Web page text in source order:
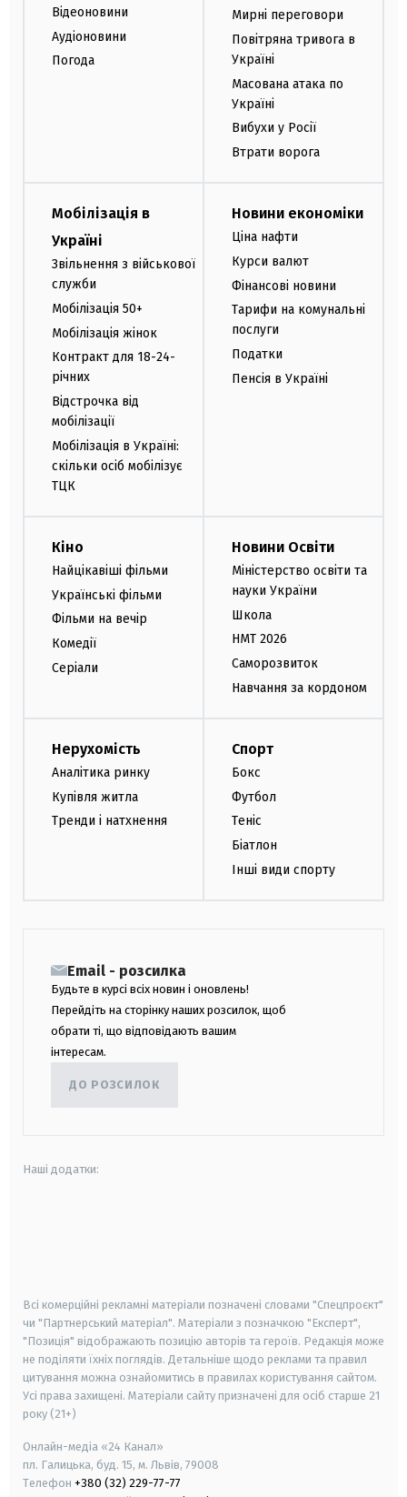
Відеоновини
Аудіоновини
Погода
Мирні переговори
Повітряна тривога в
Україні
Масована атака по
Україні
Вибухи у Росії
Втрати ворога
Мобілізація в
Україні
Звільнення з військової
служби
Мобілізація 50+
Мобілізація жінок
Контракт для 18-24-
річних
Відстрочка від
мобілізації
Мобілізація в Україні:
скільки осіб мобілізує
ТЦК
Новини економіки
Ціна нафти
Курси валют
Фінансові новини
Тарифи на комунальні
послуги
Податки
Пенсія в Україні
Кіно
Найцікавіші фільми
Українські фільми
Фільми на вечір
Комедії
Серіали
Новини Освіти
Міністерство освіти та
науки України
Школа
НМТ 2026
Саморозвиток
Навчання за кордоном
Нерухомість
Аналітика ринку
Купівля житла
Тренди і натхнення
Спорт
Бокс
Футбол
Теніс
Біатлон
Інші види спорту
Email - розсилка
Будьте в курсі всіх новин і оновлень!
Перейдіть на сторінку наших розсилок, щоб
обрати ті, що відповідають вашим
інтересам.
ДО РОЗСИЛОК
Наші додатки:
Всі комерційні рекламні матеріали позначені словами "Спецпроєкт"
чи "Партнерський матеріал". Матеріали з позначкою "Експерт",
"Позиція" відображають позицію авторів та героїв. Редакція може
не поділяти їхніх поглядів. Детальніше щодо реклами та правил
цитування можна ознайомитись в правилах користування сайтом.
Усі права захищені. Матеріали сайту призначені для осіб старше 21
року (21+)
Онлайн-медіа «24 Канал»
пл. Галицька, буд. 15, м. Львів, 79008
Телефон +380 (32) 229-77-77